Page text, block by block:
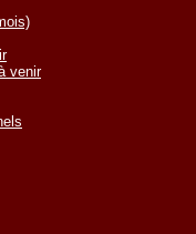
venir